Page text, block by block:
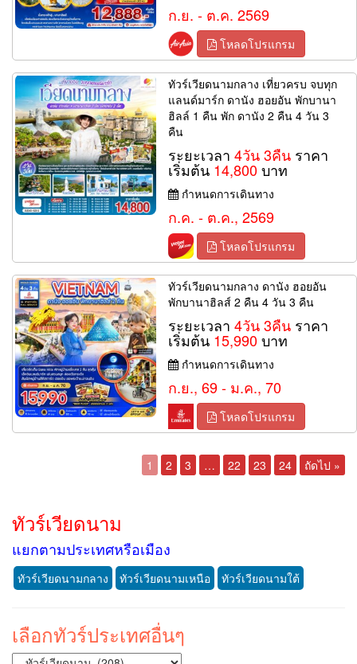
ก.ย. - ต.ค. 2569
โหลดโปรแกรม
ทัวร์เวียดนามกลาง เที่ยวครบ จบทุก
แลนด์มาร์ก ดานัง ฮอยอัน พักบานา
ฮิลล์ 1 คืน พัก ดานัง 2 คืน 4 วัน 3
คืน
ระยะเวลา4วัน 3คืน ราคา
เริ่มต้น 14,800บาท
กำหนดการเดินทาง
ก.ค. - ต.ค., 2569
โหลดโปรแกรม
ทัวร์เวียดนามกลาง ดานัง ฮอยอัน
พักบานาฮิลส์ 2 คืน 4 วัน 3 คืน
ระยะเวลา4วัน 3คืน ราคา
เริ่มต้น 15,990บาท
กำหนดการเดินทาง
ก.ย., 69 - ม.ค., 70
โหลดโปรแกรม
1 2 3 … 22 23 24 ถัดไป »
ทัวร์เวียดนาม
แยกตามประเทศหรือเมือง
ทัวร์เวียดนามกลาง ทัวร์เวียดนามเหนือ ทัวร์เวียดนามใต้
เลือกทัวร์ประเทศอื่นๆ